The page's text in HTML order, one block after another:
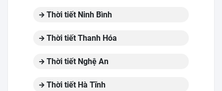
Thời tiết Ninh Bình
Thời tiết Thanh Hóa
Thời tiết Nghệ An
Thời tiết Hà Tĩnh